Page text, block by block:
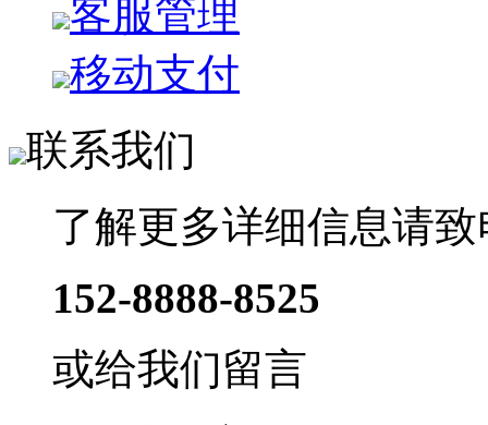
客服管理
移动支付
联系我们
了解更多详细信息请致
152-8888-8525
或给我们留言